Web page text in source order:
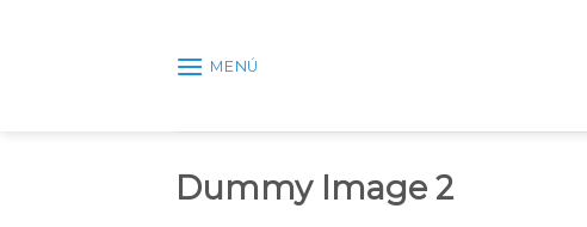
MENÚ
Dummy Image 2